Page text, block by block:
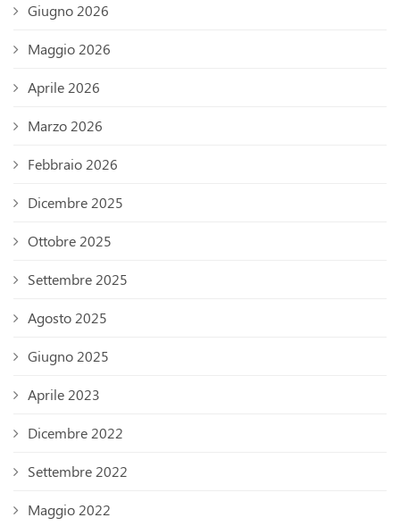
Giugno 2026
Maggio 2026
Aprile 2026
Marzo 2026
Febbraio 2026
Dicembre 2025
Ottobre 2025
Settembre 2025
Agosto 2025
Giugno 2025
Aprile 2023
Dicembre 2022
Settembre 2022
Maggio 2022